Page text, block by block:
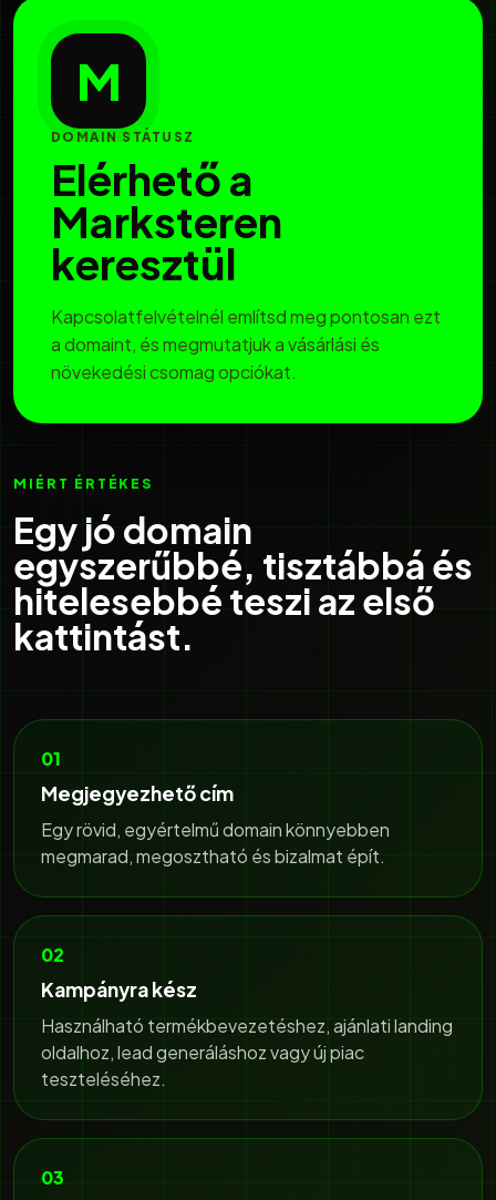
M
DOMAIN STÁTUSZ
Elérhető a
Marksteren
keresztül
Kapcsolatfelvételnél említsd meg pontosan ezt
a domaint, és megmutatjuk a vásárlási és
növekedési csomag opciókat.
MIÉRT ÉRTÉKES
Egy jó domain
egyszerűbbé, tisztábbá és
hitelesebbé teszi az első
kattintást.
01
Megjegyezhető cím
Egy rövid, egyértelmű domain könnyebben
megmarad, megosztható és bizalmat épít.
02
Kampányra kész
Használható termékbevezetéshez, ajánlati landing
oldalhoz, lead generáláshoz vagy új piac
teszteléséhez.
03